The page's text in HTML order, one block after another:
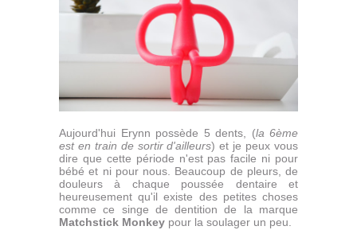
Aujourd'hui Erynn possède 5 dents, (la 6ème
est en train de sortir d'ailleurs) et je peux vous
dire que cette période n'est pas facile ni pour
bébé et ni pour nous. Beaucoup de pleurs, de
douleurs à chaque poussée dentaire et
heureusement qu'il existe des petites choses
comme ce singe de dentition de la marque
Matchstick Monkey pour la soulager un peu.